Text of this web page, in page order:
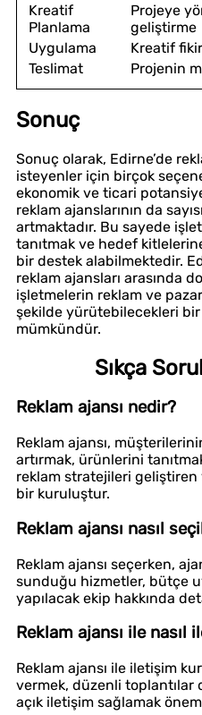
Kreatif
Planlama
Projeye
geliştirme
Uygulama
Kreatif
Teslimat
Projenin
Sonuç
Sonuç olarak, Edirne’de
isteyenler için birçok
ekonomik ve ticari
reklam ajanslarının da
artmaktadır. Bu sayede
tanıtmak ve hedef
bir destek alabilmektedir.
reklam ajansları arasında
işletmelerin reklam ve
şekilde yürütebilecekleri bir
mümkündür.
Sıkça
Reklam ajansı nedir?
Reklam ajansı,
artırmak, ürünlerini
reklam stratejileri
bir kuruluştur.
Reklam ajansı nasıl
Reklam ajansı seçerken,
sunduğu hizmetler, bütçe
yapılacak ekip hakkında
Reklam ajansı ile nasıl
Reklam ajansı ile iletişim
vermek, düzenli toplantılar
açık iletişim sağlamak